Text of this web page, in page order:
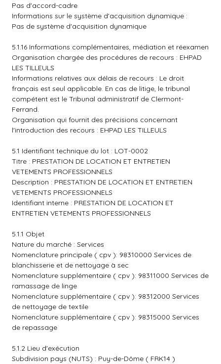
Pas d'accord-cadre
Informations sur le système d'acquisition dynamique :
Pas de système d'acquisition dynamique
5.1.16 Informations complémentaires, médiation et réexamen
Organisation chargée des procédures de recours : EHPAD
LES TILLEULS
Informations relatives aux délais de recours : Le droit
français est seul applicable. En cas de litige, le tribunal
compétent est le Tribunal administratif de Clermont-
Ferrand.
Organisation qui fournit des précisions concernant
l'introduction des recours : EHPAD LES TILLEULS
5.1 Identifiant technique du lot : LOT-0002
Titre : PRESTATION DE LOCATION ET ENTRETIEN
VETEMENTS PROFESSIONNELS
Description : PRESTATION DE LOCATION ET ENTRETIEN
VETEMENTS PROFESSIONNELS
Identifiant interne : PRESTATION DE LOCATION ET
ENTRETIEN VETEMENTS PROFESSIONNELS
5.1.1 Objet
Nature du marché : Services
Nomenclature principale ( cpv ): 98310000 Services de
blanchisserie et de nettoyage à sec
Nomenclature supplémentaire ( cpv ): 98311000 Services de
ramassage de linge
Nomenclature supplémentaire ( cpv ): 98312000 Services
de nettoyage de textile
Nomenclature supplémentaire ( cpv ): 98315000 Services
de repassage
5.1.2 Lieu d'exécution
Subdivision pays (NUTS) : Puy-de-Dôme ( FRK14 )